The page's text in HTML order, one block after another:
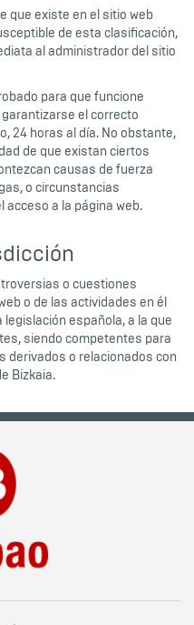
que existe en el sitio web
de esta clasificación,
al administrador del sitio
para que funcione
el correcto
24 horas al día. No obstante,
de que existan ciertos
causas de fuerza
o circunstancias
acceso a la página web.
o cuestiones
o de las actividades en él
española, a la que
siendo competentes para
derivados o relacionados con
Bizkaia.